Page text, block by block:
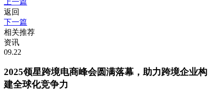
返回
下一篇
相关推荐
资讯
09.22
2025领星跨境电商峰会圆满落幕，助力跨境企业构
建全球化竞争力